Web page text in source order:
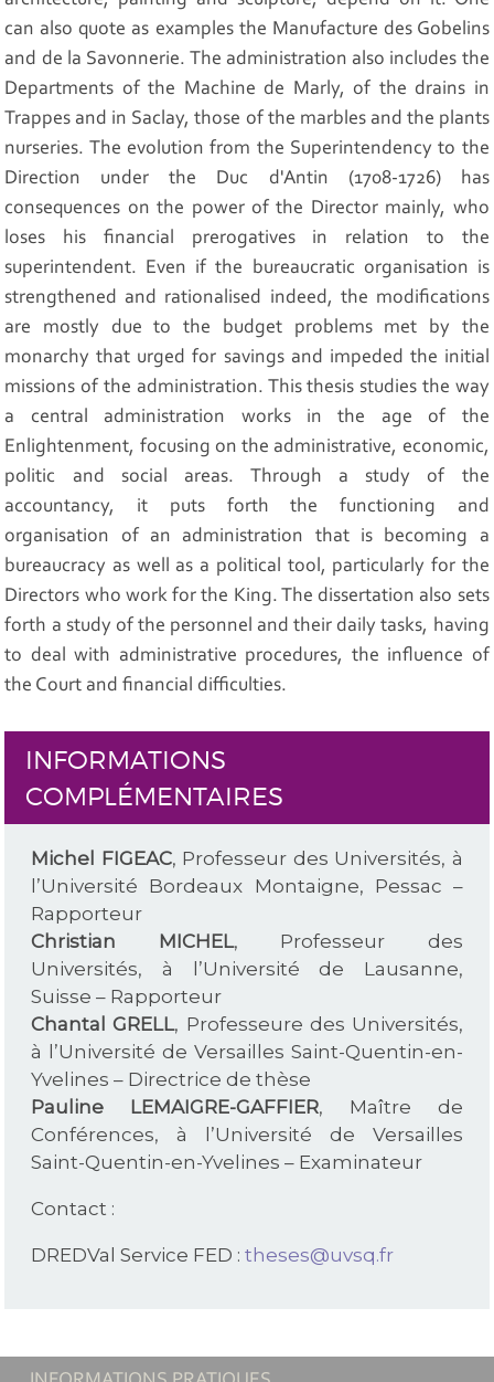
can also quote as examples the Manufacture des Gobelins
and de la Savonnerie. The administration also includes the
Departments of the Machine de Marly, of the drains in
Trappes and in Saclay, those of the marbles and the plants
nurseries. The evolution from the Superintendency to the
Direction under the Duc d'Antin (1708-1726) has
consequences on the power of the Director mainly, who
loses his financial prerogatives in relation to the
superintendent. Even if the bureaucratic organisation is
strengthened and rationalised indeed, the modifications
are mostly due to the budget problems met by the
monarchy that urged for savings and impeded the initial
missions of the administration. This thesis studies the way
a central administration works in the age of the
Enlightenment, focusing on the administrative, economic,
politic and social areas. Through a study of the
accountancy, it puts forth the functioning and
organisation of an administration that is becoming a
bureaucracy as well as a political tool, particularly for the
Directors who work for the King. The dissertation also sets
forth a study of the personnel and their daily tasks, having
to deal with administrative procedures, the influence of
the Court and financial difficulties.
INFORMATIONS
COMPLÉMENTAIRES
Michel FIGEAC, Professeur des Universités, à
l’Université Bordeaux Montaigne, Pessac –
Rapporteur
Christian MICHEL, Professeur des
Universités, à l’Université de Lausanne,
Suisse – Rapporteur
Chantal GRELL, Professeure des Universités,
à l’Université de Versailles Saint-Quentin-en-
Yvelines – Directrice de thèse
Pauline LEMAIGRE-GAFFIER, Maître de
Conférences, à l’Université de Versailles
Saint-Quentin-en-Yvelines – Examinateur
Contact :
DREDVal Service FED :theses@uvsq.fr